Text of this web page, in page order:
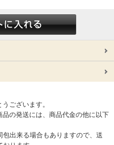
ございます。
の発送には、商品代金の他に以下
出来る場合もありますので、送